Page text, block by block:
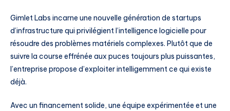
Gimlet Labs incarne une nouvelle génération de startups
d’infrastructure qui privilégient l’intelligence logicielle pour
résoudre des problèmes matériels complexes. Plutôt que de
suivre la course effrénée aux puces toujours plus puissantes,
l’entreprise propose d’exploiter intelligemment ce qui existe
déjà.
Avec un financement solide, une équipe expérimentée et une